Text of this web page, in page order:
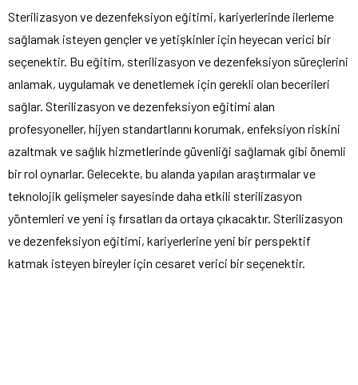
Sterilizasyon ve dezenfeksiyon eğitimi, kariyerlerinde ilerleme
sağlamak isteyen gençler ve yetişkinler için heyecan verici bir
seçenektir. Bu eğitim, sterilizasyon ve dezenfeksiyon süreçlerini
anlamak, uygulamak ve denetlemek için gerekli olan becerileri
sağlar. Sterilizasyon ve dezenfeksiyon eğitimi alan
profesyoneller, hijyen standartlarını korumak, enfeksiyon riskini
azaltmak ve sağlık hizmetlerinde güvenliği sağlamak gibi önemli
bir rol oynarlar. Gelecekte, bu alanda yapılan araştırmalar ve
teknolojik gelişmeler sayesinde daha etkili sterilizasyon
yöntemleri ve yeni iş fırsatları da ortaya çıkacaktır. Sterilizasyon
ve dezenfeksiyon eğitimi, kariyerlerine yeni bir perspektif
katmak isteyen bireyler için cesaret verici bir seçenektir.